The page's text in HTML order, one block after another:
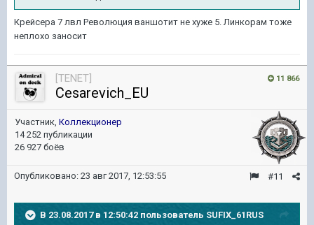
Крейсера 7 лвл Революция ваншотит не хуже 5. Линкорам тоже
неплохо заносит
11 866
[TENET]
Cesarevich_EU
Участник, Коллекционер
14 252 публикации
26 927 боёв
#11
Опубликовано: 23 авг 2017, 12:53:55
В 23.08.2017 в 12:50:42 пользователь SUFIX_61RUS